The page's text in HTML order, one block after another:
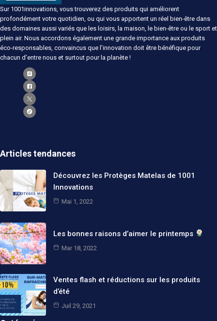
Sur 1001innovations, vous trouverez des produits qui améliorent
profondément votre quotidien, ou qui vous apportent un réel bien-être dans
des domaines aussi variés que les loisirs, la maison, le bien-être ou le sport et
plein air. Nous accordons également une grande importance aux produits
éco-responsables, convaincus que l’innovation doit être bénéfique pour
chacun d’entre nous et surtout pour la planète !
Articles tendances
Découvrez les Protèges Matelas de 1001
Innovations
Mai 1, 2022
Les bonnes raisons d’aimer le printemps
Mar 18, 2022
Ventes flash et réductions sur les produits
d’été
Juil 29, 2021